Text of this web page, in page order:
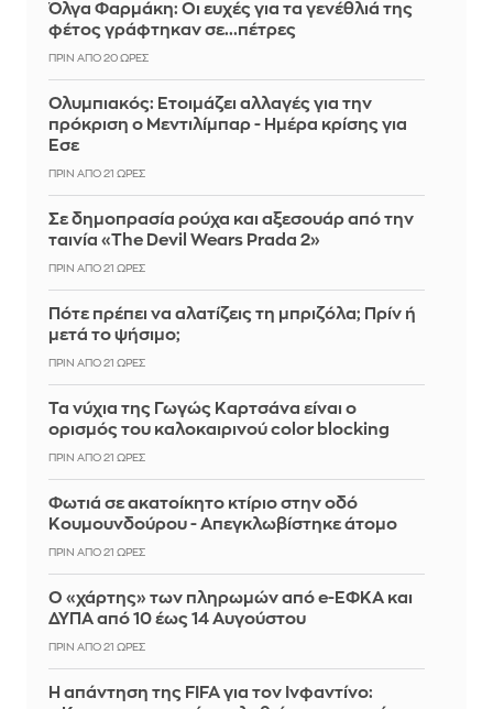
Όλγα Φαρμάκη: Οι ευχές για τα γενέθλιά της
φέτος γράφτηκαν σε...πέτρες
ΠΡΙΝ ΑΠΌ 20 ΏΡΕΣ
Ολυμπιακός: Ετοιμάζει αλλαγές για την
πρόκριση ο Μεντιλίμπαρ - Ημέρα κρίσης για
Έσε
ΠΡΙΝ ΑΠΌ 21 ΏΡΕΣ
Σε δημοπρασία ρούχα και αξεσουάρ από την
ταινία «The Devil Wears Prada 2»
ΠΡΙΝ ΑΠΌ 21 ΏΡΕΣ
Πότε πρέπει να αλατίζεις τη μπριζόλα; Πρίν ή
μετά το ψήσιμο;
ΠΡΙΝ ΑΠΌ 21 ΏΡΕΣ
Τα νύχια της Γωγώς Καρτσάνα είναι ο
ορισμός του καλοκαιρινού color blocking
ΠΡΙΝ ΑΠΌ 21 ΏΡΕΣ
Φωτιά σε ακατοίκητο κτίριο στην οδό
Κουμουνδούρου - Απεγκλωβίστηκε άτομο
ΠΡΙΝ ΑΠΌ 21 ΏΡΕΣ
Ο «χάρτης» των πληρωμών από e-ΕΦΚΑ και
ΔΥΠΑ από 10 έως 14 Αυγούστου
ΠΡΙΝ ΑΠΌ 21 ΏΡΕΣ
Η απάντηση της FIFA για τον Ινφαντίνο: